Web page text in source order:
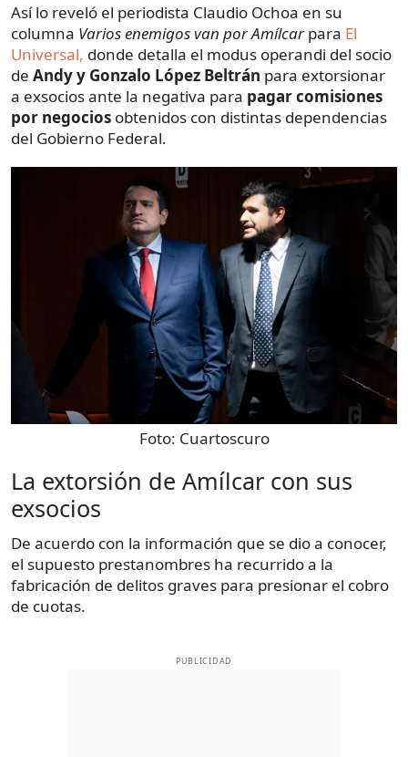
Así lo reveló el periodista Claudio Ochoa en su
columna Varios enemigos van por Amílcarpara El
Universal, donde detalla el modus operandi del socio
de Andy y Gonzalo López Beltrán para extorsionar
a exsocios ante la negativa para pagar comisiones
por negocios obtenidos con distintas dependencias
del Gobierno Federal.
Foto: Cuartoscuro
La extorsión de Amílcar con sus
exsocios
De acuerdo con la información que se dio a conocer,
el supuesto prestanombres ha recurrido a la
fabricación de delitos graves para presionar el cobro
de cuotas.
PUBLICIDAD